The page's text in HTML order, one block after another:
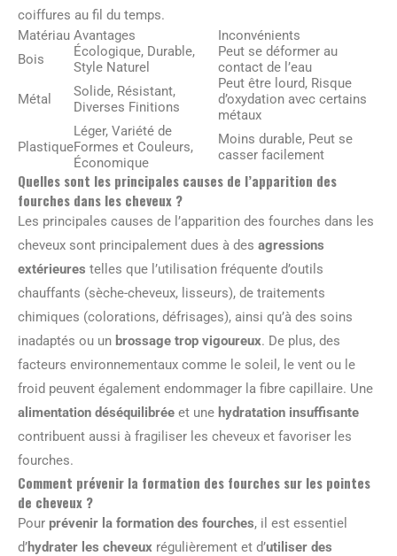
coiffures au fil du temps.
Matériau Avantages
Inconvénients
Bois
Écologique, Durable,
Style Naturel
Peut se déformer au
contact de l’eau
Métal
Solide, Résistant,
Diverses Finitions
Peut être lourd, Risque
d’oxydation avec certains
métaux
Plastique
Léger, Variété de
Formes et Couleurs,
Économique
Moins durable, Peut se
casser facilement
Quelles sont les principales causes de l’apparition des
fourches dans les cheveux ?
Les principales causes de l’apparition des fourches dans les
cheveux sont principalement dues à des agressions
extérieures telles que l’utilisation fréquente d’outils
chauffants (sèche-cheveux, lisseurs), de traitements
chimiques (colorations, défrisages), ainsi qu’à des soins
inadaptés ou un brossage trop vigoureux. De plus, des
facteurs environnementaux comme le soleil, le vent ou le
froid peuvent également endommager la fibre capillaire. Une
alimentation déséquilibrée et une hydratation insuffisante
contribuent aussi à fragiliser les cheveux et favoriser les
fourches.
Comment prévenir la formation des fourches sur les pointes
de cheveux ?
Pour prévenir la formation des fourches, il est essentiel
d’hydrater les cheveux régulièrement et d’utiliser des